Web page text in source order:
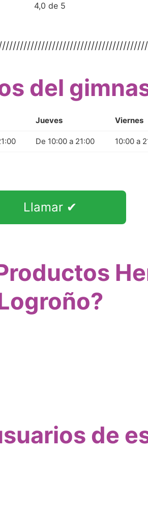
4,0 de 5
del
Jueves Viernes
De 10:00 a 21:00 10:00 a
Llamar ✔
de